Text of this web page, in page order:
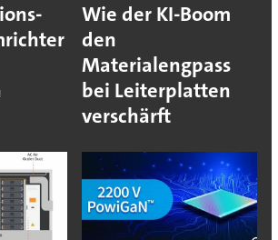
Wie der KI-Boom
den
Materialengpass
bei Leiterplatten
verschärft